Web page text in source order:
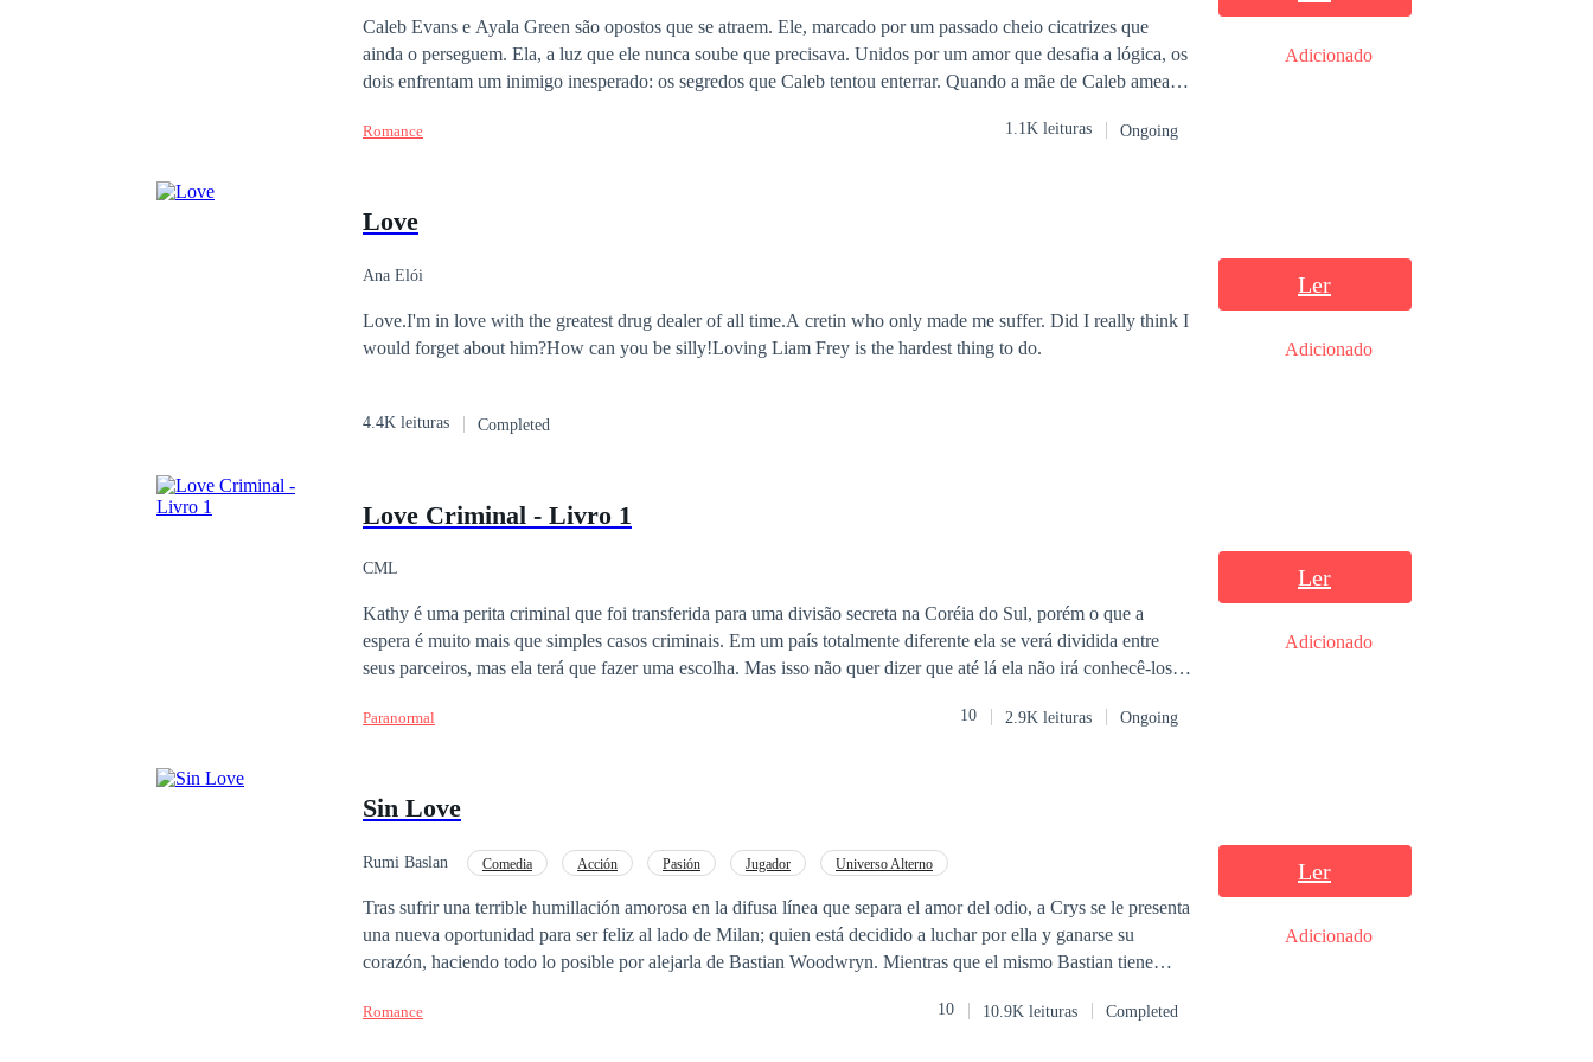
Caleb Evans e Ayala Green são opostos que se atraem. Ele, marcado por um passado cheio cicatrizes que
ainda o perseguem. Ela, a luz que ele nunca soube que precisava. Unidos por um amor que desafia a lógica, os
dois enfrentam um inimigo inesperado: os segredos que Caleb tentou enterrar. Quando a mãe de Caleb ameaça
ilegais e chantagens. Entre adrenalina e paixão, Caleb luta para proteger Ayala, enquanto ela descobre que
Romance 1.1K leituras Ongoing
Adicionado
Love
Ana Elói
Love.I'm in love with the greatest drug dealer of all time.A cretin who only made me suffer. Did I really think I
would forget about him?How can you be silly!Loving Liam Frey is the hardest thing to do.
4.4K leituras Completed
Ler
Adicionado
Love Criminal - Livro 1
CML
Kathy é uma perita criminal que foi transferida para uma divisão secreta na Coréia do Sul, porém o que a
espera é muito mais que simples casos criminais. Em um país totalmente diferente ela se verá dividida entre
seus parceiros, mas ela terá que fazer uma escolha. Mas isso não quer dizer que até lá ela não irá conhecê-los
Paranormal 10 2.9K leituras Ongoing
Ler
Adicionado
Sin Love
Rumi Baslan Comedia Acción Pasión Jugador Universo Alterno
Tras sufrir una terrible humillación amorosa en la difusa línea que separa el amor del odio, a Crys se le presenta
una nueva oportunidad para ser feliz al lado de Milan; quien está decidido a luchar por ella y ganarse su
corazón, haciendo todo lo posible por alejarla de Bastian Woodwryn. Mientras que el mismo Bastian tiene
Crystalle Bellowk. Lo que no sabe es que ella está decidida a no perder ni a doblegarse ante él. Un nuevo ciclo
Romance 10 10.9K leituras Completed
Ler
Adicionado